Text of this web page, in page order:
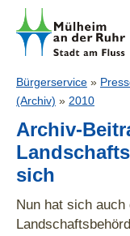
Bürgerservice »
(Archiv) » 2010
Archiv-
sich
Nun hat sich